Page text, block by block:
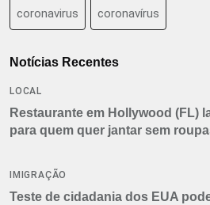
coronavirus coronavírus
Notícias Recentes
LOCAL
Restaurante em Hollywood (FL)
para quem quer jantar sem
IMIGRAÇÃO
Teste de cidadania dos EUA